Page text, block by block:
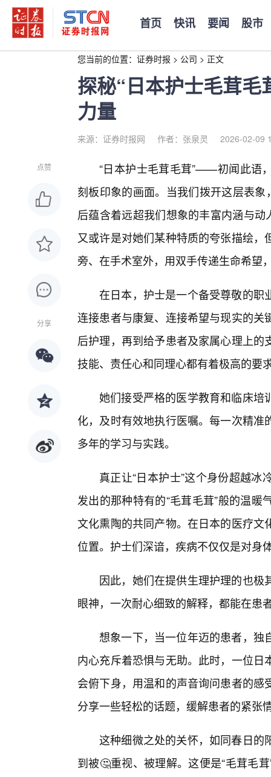
首页 快讯 要闻 股市
您当前的位置： 证券时报 > 公司 > 正文
探秘“日本护士毛茸
力量
来源：证券时报网 作者：张泉灵 2026-02-09
点赞
分享
“日本护士毛茸毛茸”——初闻此语
刻板印象的画面。当我们拨开这层表
后蕴含着远超我们想象的丰富内涵与
又或许是对她们某种特质的夸张描绘
旁、在手术室外，用双手传递生命希望
在日本，护士是一个备受尊敬的职
连接患者与康复、连接希望与现实的
后护理，再到给予患者及家属心理上
技能、责任心和同理心都有着极高的要
她们接受严格的医学教育和临床培
化，及时有效地执行医嘱。每一次精
多年的学习与实践。
真正让“日本护士”这个身份超越
发出的那种特有的“毛茸毛茸”般的温
文化熏陶的共同产物。在日本的医疗
位置。护士们深谙，疾病不仅仅是对身
因此，她们在提供生理护理的也
眼神，一次耐心细致的解释，都能在患
想象一下，当一位年迈的患者，独
内心充斥着恐惧与无助。此时，一位
会俯下身，用温和的声音询问患者的
分享一些轻松的话题，缓解患者的紧张
这种细微之处的关怀，如同春日的
到被🤔重视、被理解。这便是“毛茸毛